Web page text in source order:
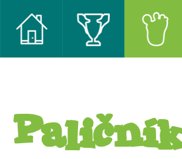
Paličník